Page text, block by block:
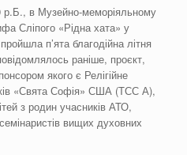
в Музейно-меморіяльному
Сліпого «Рідна хата» у
п’ята благодійна літня
раніше, проєкт,
якого є Релігійне
«Свята Софія» США (ТСС А),
з родин учасників АТО,
вищих духовних